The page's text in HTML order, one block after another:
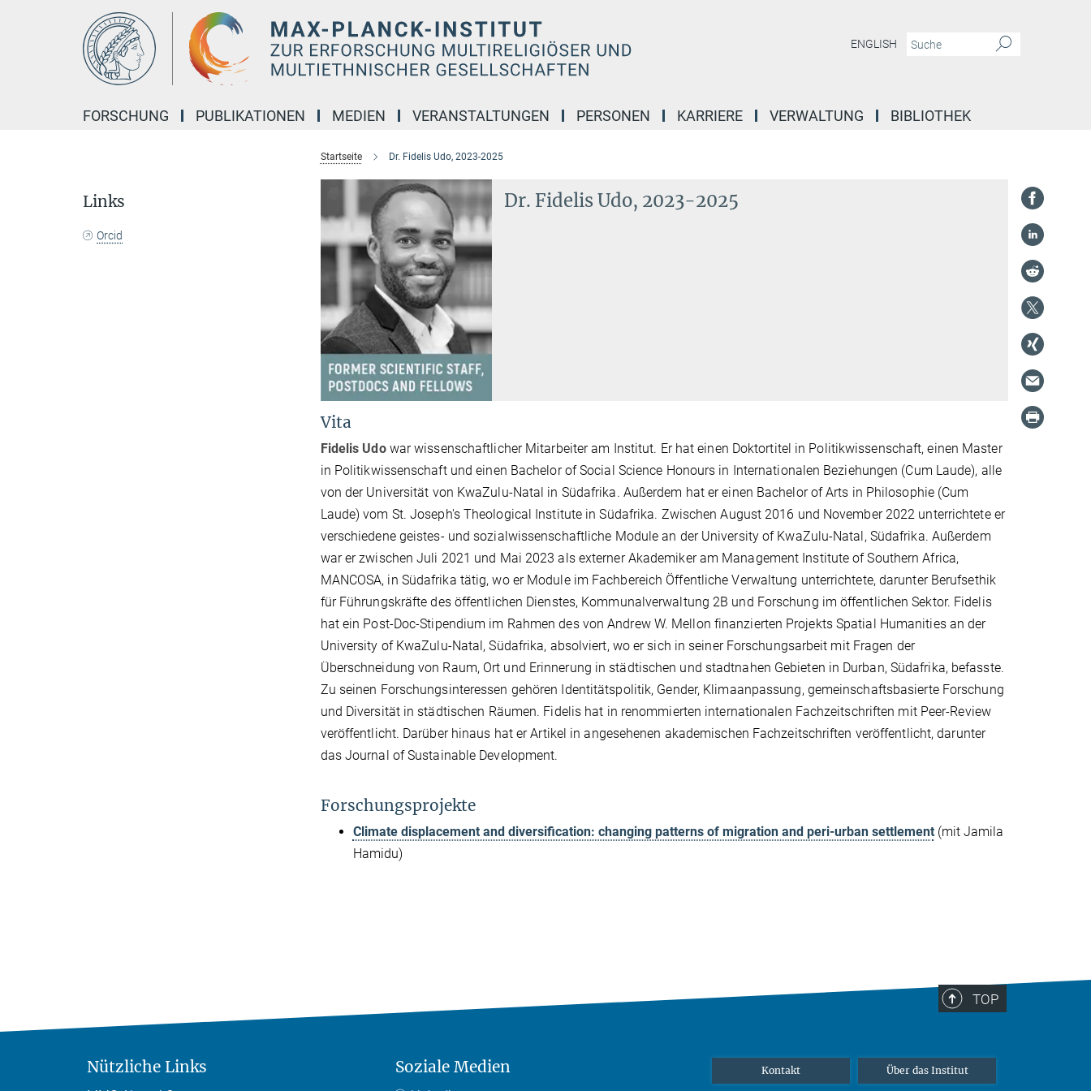
ENGLISH
FORSCHUNG PUBLIKATIONEN MEDIEN VERANSTALTUNGEN PERSONEN KARRIERE VERWALTUNG BIBLIOTHEK
Startseite Dr. Fidelis Udo, 2023-2025
Dr. Fidelis Udo, 2023-2025
Vita
Fidelis Udowar wissenschaftlicher Mitarbeiter am Institut. Er hat einen Doktortitel in Politikwissenschaft, einen Master
in Politikwissenschaft und einen Bachelor of Social Science Honours in Internationalen Beziehungen (Cum Laude), alle
von der Universität von KwaZulu-Natal in Südafrika. Außerdem hat er einen Bachelor of Arts in Philosophie (Cum
Laude) vom St. Joseph's Theological Institute in Südafrika. Zwischen August 2016 und November 2022 unterrichtete er
verschiedene geistes- und sozialwissenschaftliche Module an der University of KwaZulu-Natal, Südafrika. Außerdem
war er zwischen Juli 2021 und Mai 2023 als externer Akademiker am Management Institute of Southern Africa,
MANCOSA, in Südafrika tätig, wo er Module im Fachbereich Öffentliche Verwaltung unterrichtete, darunter Berufsethik
für Führungskräfte des öffentlichen Dienstes, Kommunalverwaltung 2B und Forschung im öffentlichen Sektor. Fidelis
hat ein Post-Doc-Stipendium im Rahmen des von Andrew W. Mellon finanzierten Projekts Spatial Humanities an der
University of KwaZulu-Natal, Südafrika, absolviert, wo er sich in seiner Forschungsarbeit mit Fragen der
Überschneidung von Raum, Ort und Erinnerung in städtischen und stadtnahen Gebieten in Durban, Südafrika, befasste.
Zu seinen Forschungsinteressen gehören Identitätspolitik, Gender, Klimaanpassung, gemeinschaftsbasierte Forschung
und Diversität in städtischen Räumen. Fidelis hat in renommierten internationalen Fachzeitschriften mit Peer-Review
veröffentlicht. Darüber hinaus hat er Artikel in angesehenen akademischen Fachzeitschriften veröffentlicht, darunter
das Journal of Sustainable Development.
Forschungsprojekte
Climate displacement and diversification: changing patterns of migration and peri-urban settlement(mit Jamila
Hamidu)
Links
Orcid
TOP
Nützliche Links Soziale Medien Kontakt Über das Institut